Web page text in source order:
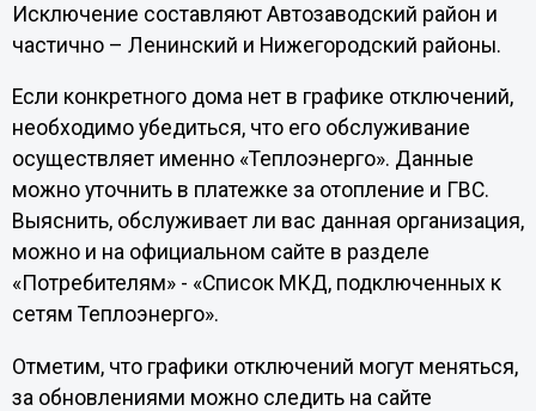
Исключение составляют Автозаводский район и
частично – Ленинский и Нижегородский районы.
Если конкретного дома нет в графике отключений,
необходимо убедиться, что его обслуживание
осуществляет именно «Теплоэнерго». Данные
можно уточнить в платежке за отопление и ГВС.
Выяснить, обслуживает ли вас данная организация,
можно и на официальном сайте в разделе
«Потребителям» - «Список МКД, подключенных к
сетям Теплоэнерго».
Отметим, что графики отключений могут меняться,
за обновлениями можно следить на сайте